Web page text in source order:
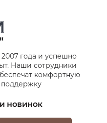
года и успешно
Наши сотрудники
комфортную
новинок